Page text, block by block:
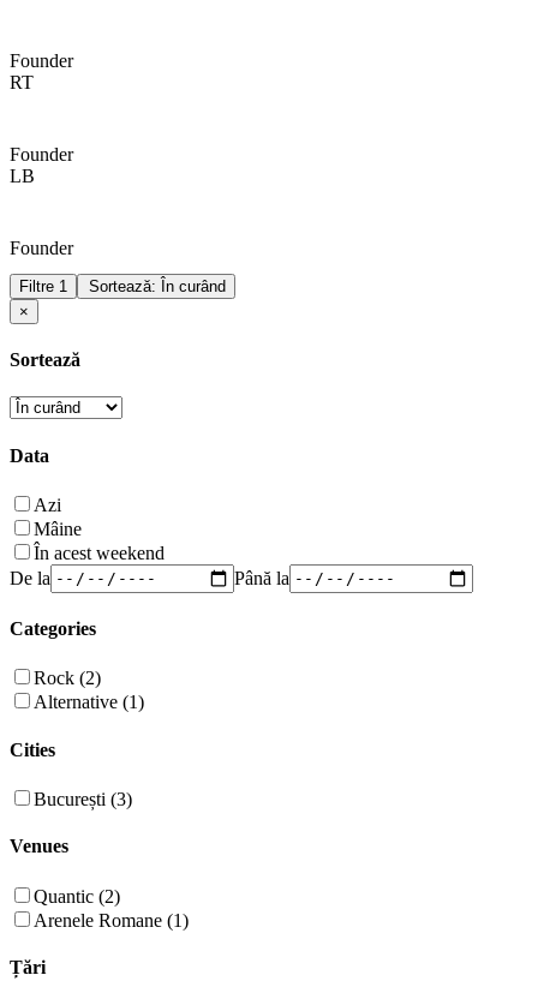
Founder
RT
Founder
LB
Founder
Filtre 1
Sortează: În curând
×
Sortează
Data
Azi
Mâine
În acest weekend
De la
Până la
Categories
Rock (2)
Alternative (1)
Cities
București (3)
Venues
Quantic (2)
Arenele Romane (1)
Țări